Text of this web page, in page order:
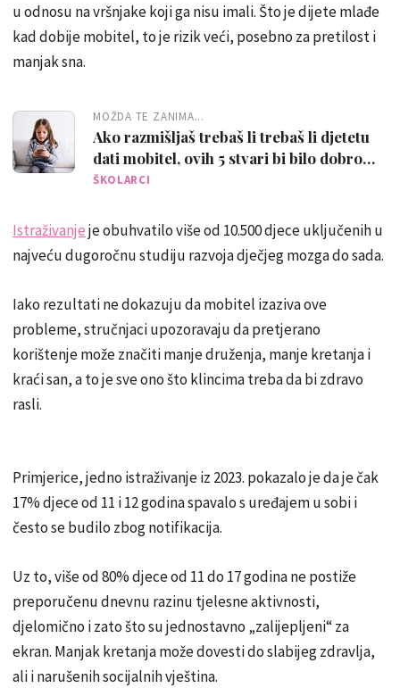
u odnosu na vršnjake koji ga nisu imali. Što je dijete mlađe
kad dobije mobitel, to je rizik veći, posebno za pretilost i
manjak sna.
MOŽDA TE ZANIMA...
Ako razmišljaš trebaš li trebaš li djetetu
dati mobitel, ovih 5 stvari bi bilo dobro
znati
ŠKOLARCI
Istraživanjeje obuhvatilo više od 10.500 djece uključenih u
najveću dugoročnu studiju razvoja dječjeg mozga do sada.
Iako rezultati ne dokazuju da mobitel izaziva ove
probleme, stručnjaci upozoravaju da pretjerano
korištenje može značiti manje druženja, manje kretanja i
kraći san, a to je sve ono što klincima treba da bi zdravo
rasli.
Primjerice, jedno istraživanje iz 2023. pokazalo je da je čak
17% djece od 11 i 12 godina spavalo s uređajem u sobi i
često se budilo zbog notifikacija.
Uz to, više od 80% djece od 11 do 17 godina ne postiže
preporučenu dnevnu razinu tjelesne aktivnosti,
djelomično i zato što su jednostavno „zalijepljeni“ za
ekran. Manjak kretanja može dovesti do slabijeg zdravlja,
ali i narušenih socijalnih vještina.